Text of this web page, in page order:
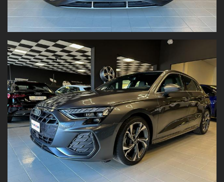
Panorama)
Tutti i dati tecnici e gli accessori sono riportati con la massima
accuratezza. Tuttavia, le informazioni hannovalore indicativoe
non costituiscono vincolo contrattuale
Fogli informativi disponibili in sede.